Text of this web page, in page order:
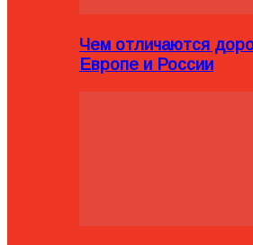
Чем отличаются
Европе и России